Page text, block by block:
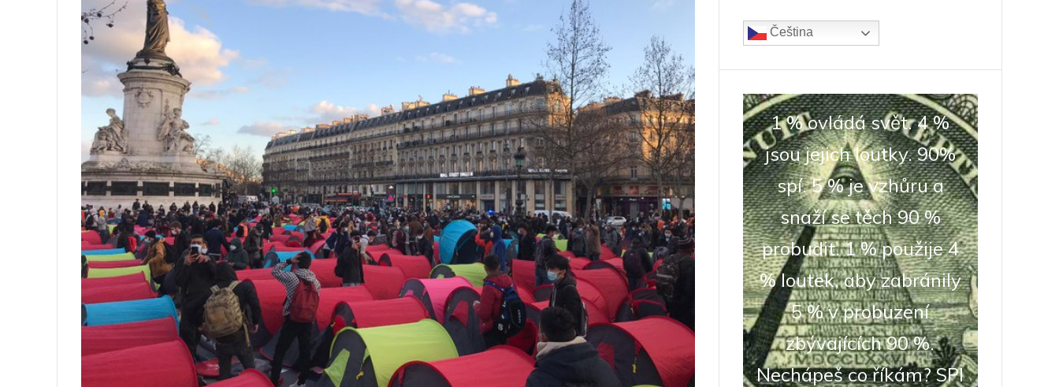
Čeština‎
1 % ovládá svět. 4 %
jsou jejich loutky. 90%
spí. 5 % je vzhůru a
snaží se těch 90 %
probudit. 1 % použije 4
% loutek, aby zabránily
5 % v probuzení
zbývajících 90 %.
Nechápeš co říkám? SPI